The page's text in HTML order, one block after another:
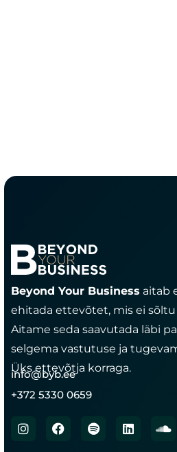
Beyond Your Business aitab
ehitada ettevõtet, mis ei
Aitame seda saavutada läbi
selgema vastutuse ja
Üks ettevõtja korraga.
info@byb.ee
+372 5330 0659